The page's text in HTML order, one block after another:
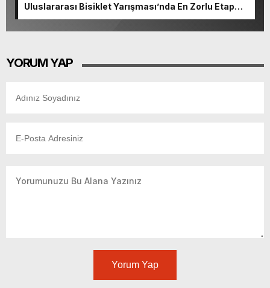
Uluslararası Bisiklet Yarışması’nda En Zorlu Etap
YORUM YAP
Yorum Yap